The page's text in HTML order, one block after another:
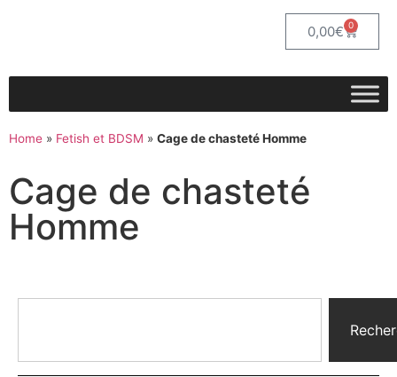
0,00€ 0
Home » Fetish et BDSM » Cage de chasteté Homme
Cage de chasteté
Homme